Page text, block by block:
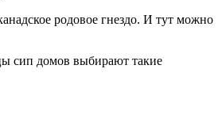
родовое гнездо. И тут можно
сип домов выбирают такие